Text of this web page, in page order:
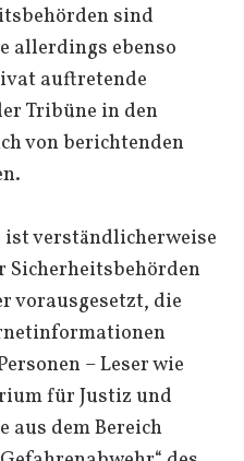
sind
allerdings ebenso
auftretende
Tribüne in den
von berichtenden
ist verständlicherweise
Sicherheitsbehörden
vorausgesetzt, die
– Leser wie
für Justiz und
aus dem Bereich